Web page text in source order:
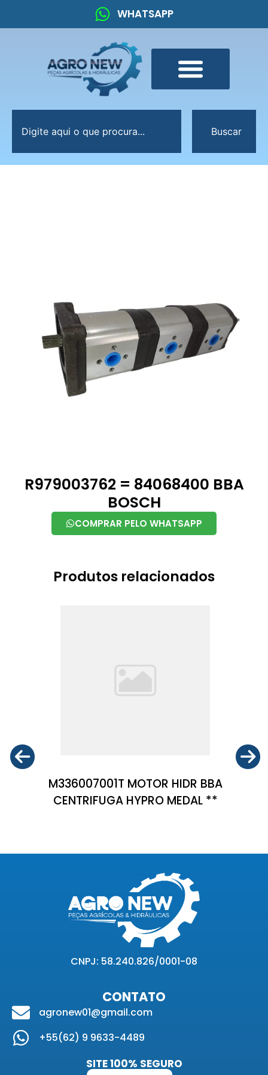
WHATSAPP
Buscar
R979003762 = 84068400 BBA
BOSCH
COMPRAR PELO WHATSAPP
Produtos relacionados
M336007001T MOTOR HIDR BBA
CENTRIFUGA HYPRO MEDAL **
CNPJ: 58.240.826/0001-08
CONTATO
agronew01@gmail.com
+55(62) 9 9633-4489
SITE 100% SEGURO